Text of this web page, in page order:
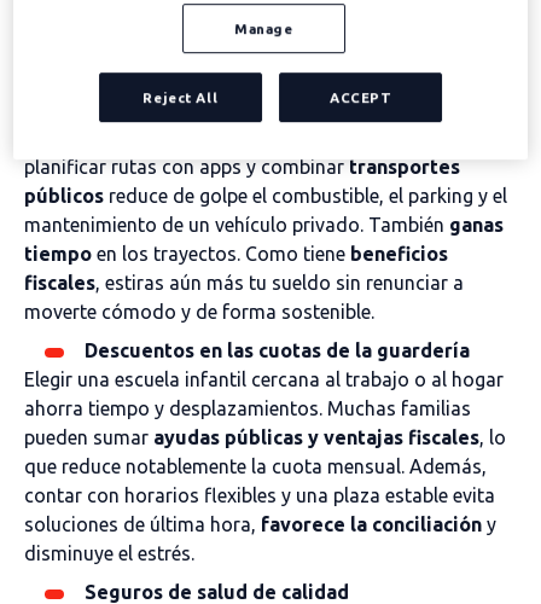
ventajas fiscales, pagas menos por lo
mismo. Resultado: menos estrés, pausas de calidad y
un bolsillo más aliviado.
Ayudas al transporte público
planificar rutas con apps y combinar transportes
públicos reduce de golpe el combustible, el parking y el
mantenimiento de un vehículo privado. También ganas
tiempo en los trayectos. Como tiene beneficios
fiscales, estiras aún más tu sueldo sin renunciar a
moverte cómodo y de forma sostenible.
Descuentos en las cuotas de la guardería
Elegir una escuela infantil cercana al trabajo o al hogar
ahorra tiempo y desplazamientos. Muchas familias
pueden sumar ayudas públicas y ventajas fiscales, lo
que reduce notablemente la cuota mensual. Además,
contar con horarios flexibles y una plaza estable evita
soluciones de última hora, favorece la conciliación y
disminuye el estrés.
Seguros de salud de calidad
Manage
Reject All ACCEPT